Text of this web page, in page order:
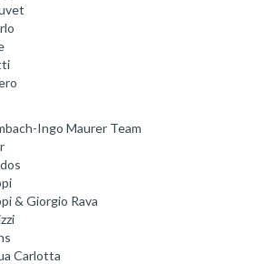
Ingo Maurer Team
& Giorgio Rava
Carlotta